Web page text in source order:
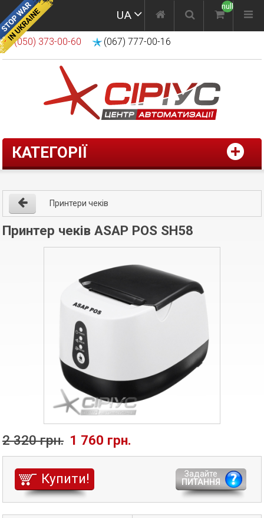
UA
null
(050) 373-00-60 (067) 777-00-16
КАТЕГОРІЇ
Принтери чеків
Принтер чеків ASAP POS SH58
2 320 грн. 1 760 грн.
Купити!
Задайте
ПИТАННЯ